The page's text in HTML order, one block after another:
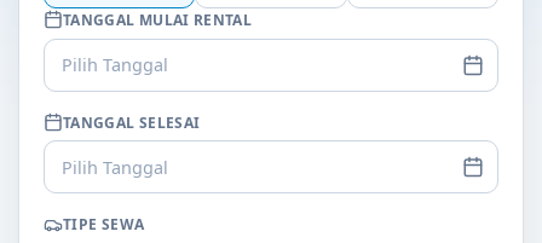
TANGGAL MULAI RENTAL
Pilih Tanggal
TANGGAL SELESAI
Pilih Tanggal
TIPE SEWA